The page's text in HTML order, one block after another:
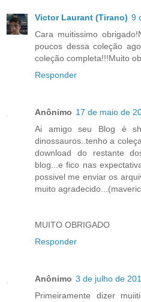
Victor Laurant (Tirano) 9
Cara muitissimo
poucos dessa coleção
coleção completa!!!Muito
Responder
Anônimo 17 de maio de
Ai amigo seu Blog é
dinossauros..tenho a
download do restante
blog...e fico nas
possivel me enviar os
muito
MUITO OBRIGADO
Responder
Anônimo 3 de julho de
Primeiramente dizer